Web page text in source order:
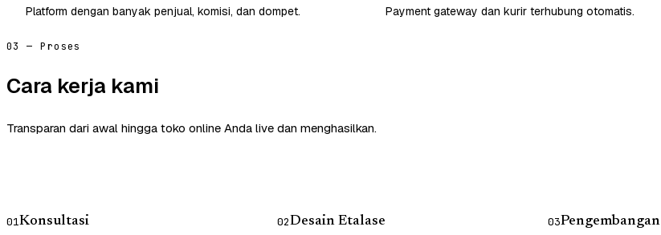
Platform dengan banyak penjual, komisi, dan dompet. Payment gateway dan kurir terhubung otomatis.
03 — Proses
Cara kerja kami
Transparan dari awal hingga toko online Anda live dan menghasilkan.
01Konsultasi
02Desain Etalase
03Pengembangan